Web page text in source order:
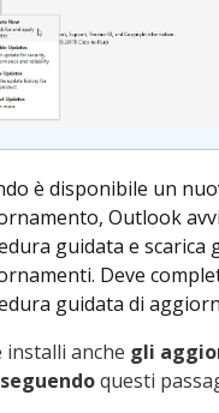
è disponibile un
Outlook
guidata e scarica
Deve
guidata di
anche gli
questi